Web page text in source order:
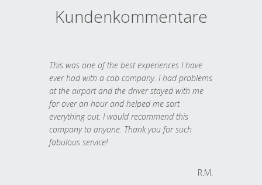
Kundenkommentare
This was one of the best experiences I have
ever had with a cab company. I had problems
at the airport and the driver stayed with me
for over an hour and helped me sort
everything out. I would recommend this
company to anyone. Thank you for such
fabulous service!
R.M.